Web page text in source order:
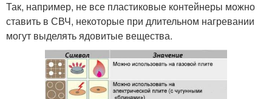
Так, например, не все пластиковые контейнеры можно
ставить в СВЧ, некоторые при длительном нагревании
могут выделять ядовитые вещества.